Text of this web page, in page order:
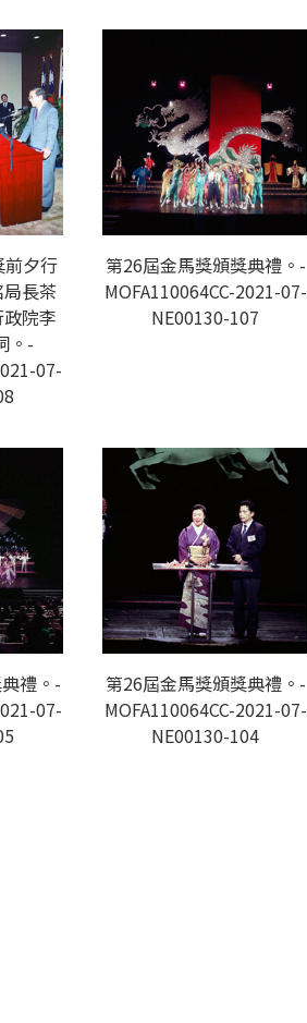
夕行
長茶
院李
。-
07-
第26屆金馬獎頒獎典禮。-
MOFA110064CC-2021-07-
NE00130-107
禮。-
07-
第26屆金馬獎頒獎典禮。-
MOFA110064CC-2021-07-
NE00130-104